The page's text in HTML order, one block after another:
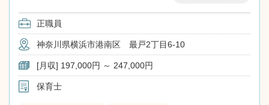
正職員
神奈川県横浜市港南区 最戸2丁目6-10
[月収] 197,000円 ～ 247,000円
保育士